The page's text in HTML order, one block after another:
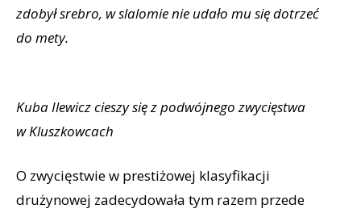
zdobył srebro, w slalomie nie udało mu się dotrzeć
do mety.
Kuba Ilewicz cieszy się z podwójnego zwycięstwa
w Kluszkowcach
O zwycięstwie w prestiżowej klasyfikacji
drużynowej zadecydowała tym razem przede